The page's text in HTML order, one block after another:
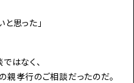
思った」
はなく、
孝行のご相談だったのだ。